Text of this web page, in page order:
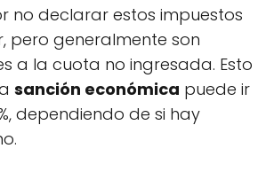
no declarar estos impuestos
pero generalmente son
a la cuota no ingresada. Esto
sanción económica puede ir
dependiendo de si hay